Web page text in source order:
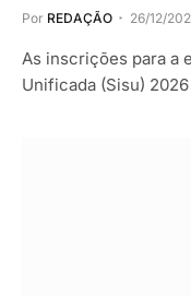
Por REDAÇÃO 26/12/
As inscrições para a
Unificada (Sisu)